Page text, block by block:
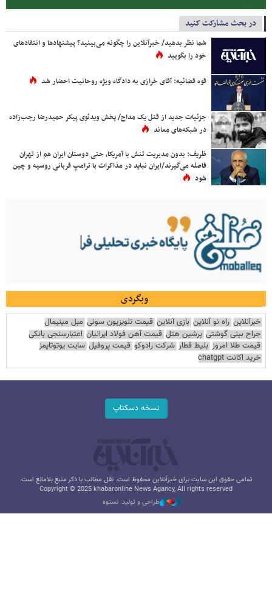
در بحث مشارکت کنید
شما نظر بدهید/ خبرآنلاین را چگونه می‌بینید؟ پیشنهادها و انتقادهای
خود را بگویید
قوه قضائیه: آقای خرازی به دادگاه ویژه روحانیت احضار شد
جزئیات جدید از قتل یک مداح/ پخش ویدئوی پیکر حمیدرضا رجب‌زاده
در شبکه‌های معاند
ظریف: بدون مدیریت تنش با آمریکا، حتی دوستان ایران هم از تهران
فاصله می‌گیرند/ایران نباید در مذاکرات با ترامپ قربانی روسیه و چین
شود
وبگردی
خبرآنلاین راه نو آنلاین بازی آنلاین قیمت تلویزیون سونی مبل مینیمال
جراح بینی گوشتی پرشین هتل قیمت آهن فولاد ایرانیان اعتبارسنجی بانکی
قیمت طلا امروز بلیط قطار شرکت رادوکو قیمت پروفیل سایت یوتوتایمز
خرید اکانت chatgpt
نسخه دسکتاپ
تمامی حقوق این سایت برای خبرآنلاین محفوظ است. نقل مطالب با ذکر منبع بلامانع است.
Copyright © 2025 khabaronline News Agancy, All rights reserved
طراحی و تولید: نستوه